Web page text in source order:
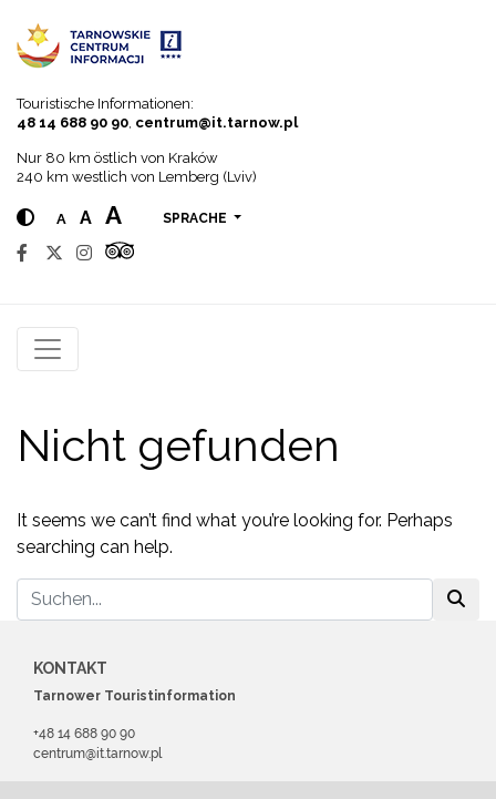
Touristische Informationen:
48 14 688 90 90 centrum@it.tarnow.pl
Nur 80 km östlich von Kraków
240 km westlich von Lemberg (Lviv)
A A A SPRACHE
Nicht gefunden
It seems we can’t find what you’re looking for. Perhaps
searching can help.
KONTAKT
Tarnower Touristinformation
+48 14 688 90 90
centrum@it.tarnow.pl